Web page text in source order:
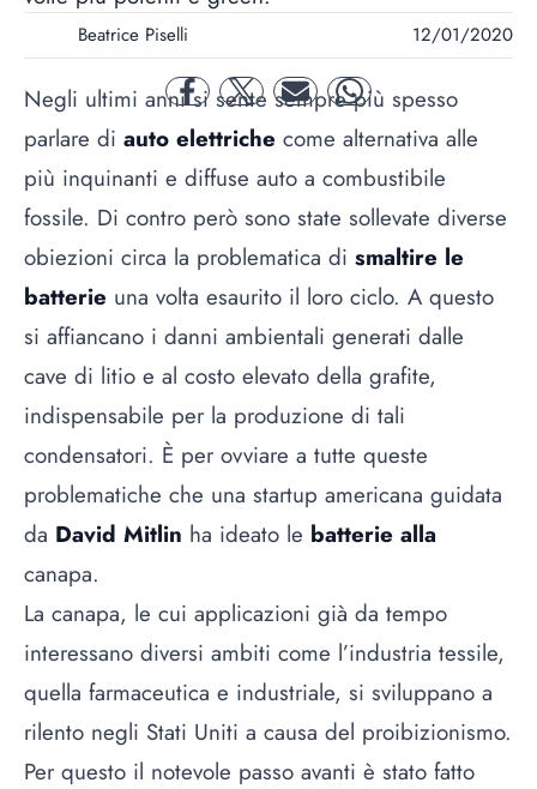
Beatrice Piselli 12/01/2020
facebooktwitter mail whatsapp
Negli ultimi anni si sente sempre più spesso
parlare di auto elettriche come alternativa alle
più inquinanti e diffuse auto a combustibile
fossile. Di contro però sono state sollevate diverse
obiezioni circa la problematica di smaltire le
batterie una volta esaurito il loro ciclo. A questo
si affiancano i danni ambientali generati dalle
cave di litio e al costo elevato della grafite,
indispensabile per la produzione di tali
condensatori. È per ovviare a tutte queste
problematiche che una startup americana guidata
da David Mitlin ha ideato le batterie alla
canapa.
La canapa, le cui applicazioni già da tempo
interessano diversi ambiti come l’industria tessile,
quella farmaceutica e industriale, si sviluppano a
rilento negli Stati Uniti a causa del proibizionismo.
Per questo il notevole passo avanti è stato fatto